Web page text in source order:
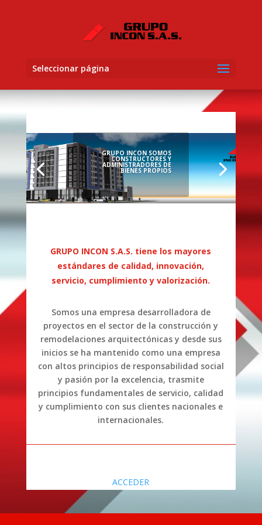
Seleccionar página
GRUPO INCON SOMOS
CONSTRUCTORES Y
ADMINISTRADORES DE
BIENES PROPIOS
GRUPO INCON S.A.S. tiene los mayores
estándares de calidad, innovación,
servicio, cumplimiento y valorización.
Somos una empresa desarrolladora de
proyectos en el sector de la construcción y
remodelaciones arquitectónicas y desde sus
inicios se ha mantenido como una empresa
con altos principios de responsabilidad social
y pasión por la excelencia, trasmite
principios fundamentales de servicio, calidad
y cumplimiento con sus clientes nacionales e
internacionales.
ACCEDER